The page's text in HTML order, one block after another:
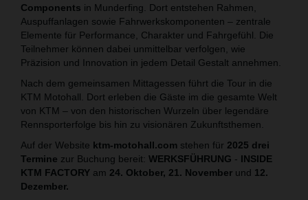
Components in Munderfing. Dort entstehen Rahmen,
Auspuffanlagen sowie Fahrwerkskomponenten – zentrale
Elemente für Performance, Charakter und Fahrgefühl. Die
Teilnehmer können dabei unmittelbar verfolgen, wie
Präzision und Innovation in jedem Detail Gestalt annehmen.
Nach dem gemeinsamen Mittagessen führt die Tour in die
KTM Motohall. Dort erleben die Gäste im die gesamte Welt
von KTM – von den historischen Wurzeln über legendäre
Rennsporterfolge bis hin zu visionären Zukunftsthemen.
Auf der Website ktm-motohall.com stehen für 2025 drei
Termine zur Buchung bereit: WERKSFÜHRUNG - INSIDE
KTM FACTORY am 24. Oktober, 21. November und 12.
Dezember.